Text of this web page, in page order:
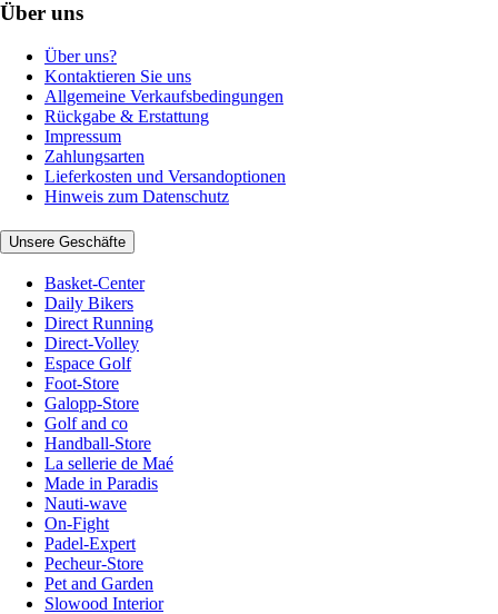
Über uns
Über uns?
Kontaktieren Sie uns
Allgemeine Verkaufsbedingungen
Rückgabe & Erstattung
Impressum
Zahlungsarten
Lieferkosten und Versandoptionen
Hinweis zum Datenschutz
Unsere Geschäfte
Basket-Center
Daily Bikers
Direct Running
Direct-Volley
Espace Golf
Foot-Store
Galopp-Store
Golf and co
Handball-Store
La sellerie de Maé
Made in Paradis
Nauti-wave
On-Fight
Padel-Expert
Pecheur-Store
Pet and Garden
Slowood Interior